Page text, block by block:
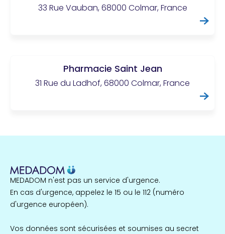
33 Rue Vauban, 68000 Colmar, France
Pharmacie Saint Jean
31 Rue du Ladhof, 68000 Colmar, France
MEDADOM n'est pas un service d'urgence.
En cas d'urgence, appelez le 15 ou le 112 (numéro
d'urgence européen).
Vos données sont sécurisées et soumises au secret